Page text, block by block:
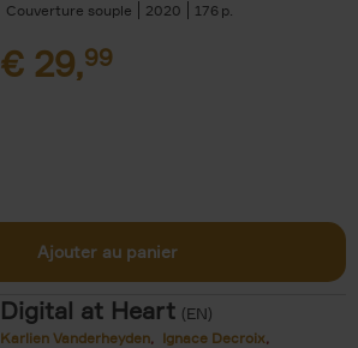
Couverture souple
2020 176
€ 29,99
Ajouter au panier
Digital at Heart (EN)
Karlien Vanderheyden
Ignace Decroix